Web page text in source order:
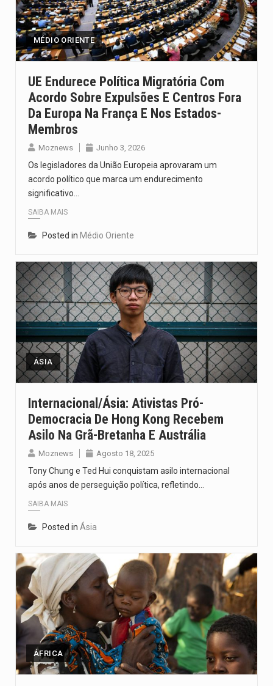
A cidade de Bunia, capital da província de Ituri, tornou-se…
O Senado dos Estados Unidos aprovou, no dia 7 de…
A nova legislação estabelece um prazo de 180 dias para…
MÉDIO ORIENTE
UE Endurece Política Migratória Com
Acordo Sobre Expulsões E Centros Fora
Da Europa Na França E Nos Estados-
Membros
Moznews Junho 3, 2026
Os legisladores da União Europeia aprovaram um
acordo político que marca um endurecimento
significativo…
SAIBA MAIS
Posted in Médio Oriente
ÁSIA
Internacional/Ásia: Ativistas Pró-
Democracia De Hong Kong Recebem
Asilo Na Grã-Bretanha E Austrália
Moznews Agosto 18, 2025
Tony Chung e Ted Hui conquistam asilo internacional
após anos de perseguição política, refletindo…
SAIBA MAIS
Posted in Ásia
ÁFRICA